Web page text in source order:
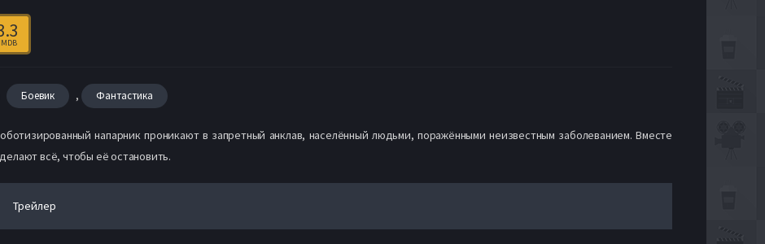
IMDB
Боевик , Фантастика
напарник проникают в запретный анклав, населённый людьми, поражёнными неизвестным заболеванием. Вместе
всё, чтобы её остановить.
Трейлер